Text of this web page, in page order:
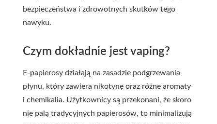
bezpieczeństwa i zdrowotnych skutków tego
nawyku.
Czym dokładnie jest vaping?
E-papierosy działają na zasadzie podgrzewania
płynu, który zawiera nikotynę oraz różne aromaty
i chemikalia. Użytkownicy są przekonani, że skoro
nie palą tradycyjnych papierosów, to minimalizują